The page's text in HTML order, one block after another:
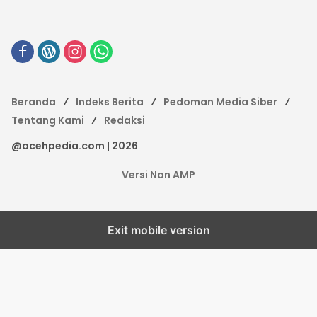
Beranda Indeks Berita
Pedoman Media Siber
Tentang Kami
Redaksi
@acehpedia.com | 2026
Versi Non AMP
Exit mobile version